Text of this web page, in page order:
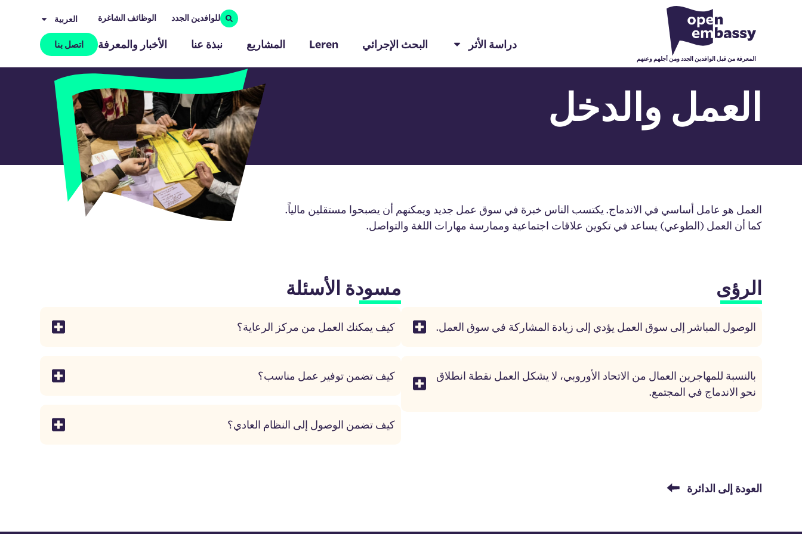
المعرفة من قبل الوافدين الجدد ومن أجلهم وعنهم
للوافدين الجدد الوظائف الشاغرة العربية‏
دراسة الأثر البحث الإجرائي Leren المشاريع نبذة عنا الأخبار والمعرفة اتصل بنا
العمل والدخل
العمل هو عامل أساسي في الاندماج. يكتسب الناس خبرة في سوق عمل جديد ويمكنهم أن يصبحوا مستقلين مالياً.
كما أن العمل (الطوعي) يساعد في تكوين علاقات اجتماعية وممارسة مهارات اللغة والتواصل.
الرؤى
الوصول المباشر إلى سوق العمل يؤدي إلى زيادة المشاركة في سوق العمل.
بالنسبة للمهاجرين العمال من الاتحاد الأوروبي، لا يشكل العمل نقطة انطلاق
نحو الاندماج في المجتمع.
مسودة الأسئلة
كيف يمكنك العمل من مركز الرعاية؟
كيف تضمن توفير عمل مناسب؟
كيف تضمن الوصول إلى النظام العادي؟
العودة إلى الدائرة